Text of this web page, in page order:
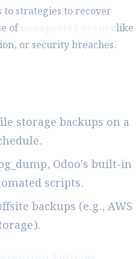
to strategies to recover
of
like
or security breaches.
storage backups on a
Odoo's built-in
scripts.
backups (e.g., AWS